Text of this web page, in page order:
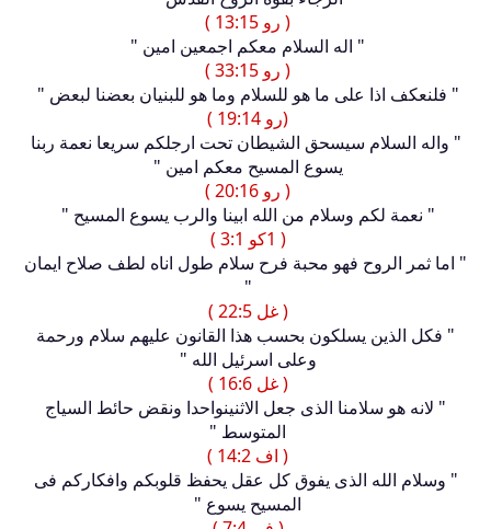
( رو 13:15 )
" اله السلام معكم اجمعين امين "
( رو 33:15 )
" فلنعكف اذا على ما هو للسلام وما هو للبنيان بعضنا لبعض "
(رو 19:14 )
" واله السلام سيسحق الشيطان تحت ارجلكم سريعا نعمة ربنا
يسوع المسيح معكم امين "
( رو 20:16 )
" نعمة لكم وسلام من الله ابينا والرب يسوع المسيح "
( 1كو 3:1 )
" اما ثمر الروح فهو محبة فرح سلام طول اناه لطف صلاح ايمان
"
( غل 22:5 )
" فكل الذين يسلكون بحسب هذا القانون عليهم سلام ورحمة
وعلى اسرئيل الله "
( غل 16:6 )
" لانه هو سلامنا الذى جعل الاثنينواحدا ونقض حائط السياج
المتوسط "
( اف 14:2 )
" وسلام الله الذى يفوق كل عقل يحفظ قلوبكم وافكاركم فى
المسيح يسوع "